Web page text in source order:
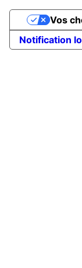
Notification
Vos